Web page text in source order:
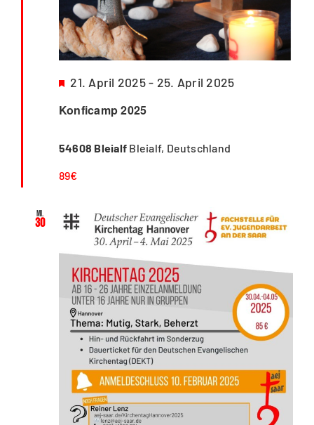
Konficamp 2025
Hervorgehoben
21. April 2025- 25. April 2025
54608 Bleialf Bleialf, Deutschland
89€
Mi.
30